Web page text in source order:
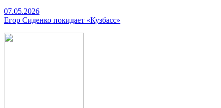
07.05.2026
Егор Сиденко покидает «Кузбасс»